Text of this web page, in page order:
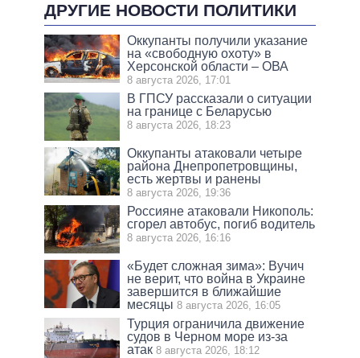
ДРУГИЕ НОВОСТИ ПОЛИТИКИ
Оккупанты получили указание
на «свободную охоту» в
Херсонской области – ОВА
8 августа 2026, 17:01
В ГПСУ рассказали о ситуации
на границе с Беларусью
8 августа 2026, 18:23
Оккупанты атаковали четыре
района Днепропетровщины,
есть жертвы и ранены
8 августа 2026, 19:36
Россияне атаковали Никополь:
сгорел автобус, погиб водитель
8 августа 2026, 16:16
«Будет сложная зима»: Вучич
не верит, что война в Украине
завершится в ближайшие
месяцы 8 августа 2026, 16:05
Турция ограничила движение
судов в Черном море из-за
атак 8 августа 2026, 18:12